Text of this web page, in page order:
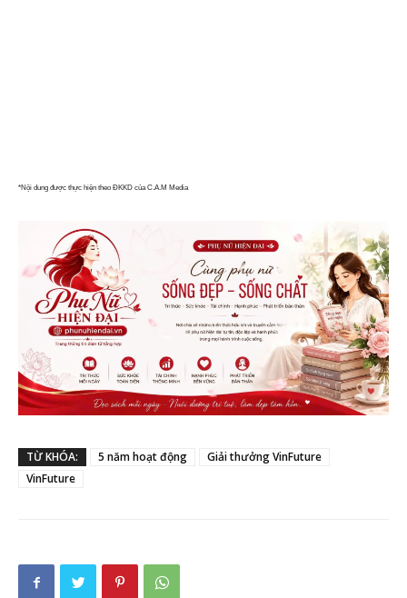
*Nội dung được thực hiện theo ĐKKD của C.A.M Media
TỪ KHÓA: 5 năm hoạt động
Giải thưởng VinFuture
VinFuture